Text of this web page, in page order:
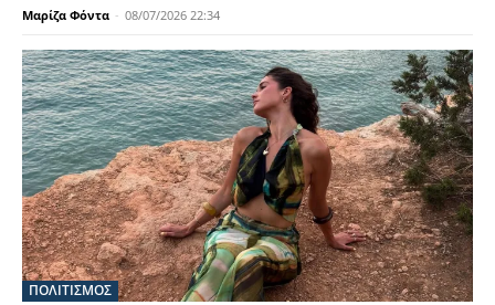
Μαρίζα Φόντα - 08/07/2026 22:34
ΠΟΛΙΤΙΣΜΟΣ